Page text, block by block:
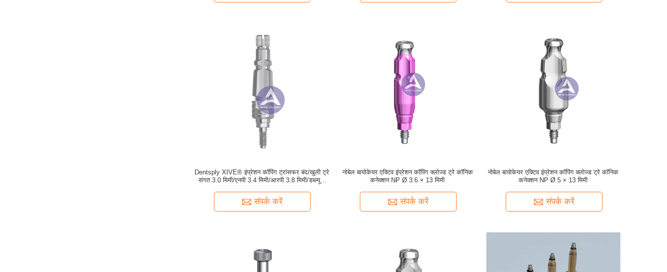
Dentsply XIVE® इंप्रेशन कॉपिंग ट्रांसफर बंद/खुली ट्रे
संगत 3.0 मिमी/एनपी 3.4 मिमी/आरपी 3.8 मिमी/डब्ल्यूपी
संपर्क करें
नोबेल बायोकेयर एक्टिव इंप्रेशन कॉपिंग क्लोज्ड ट्रे कॉनिक
कनेक्शन NP Ø 3.6 × 13 मिमी
संपर्क करें
नोबेल बायोकेयर एक्टिव इंप्रेशन कॉपिंग क्लोज्ड ट्रे कॉनिक
कनेक्शन NP Ø 5 × 13 मिमी
संपर्क करें